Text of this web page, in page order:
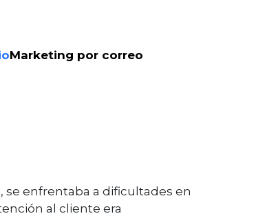
Marketing por correo
se enfrentaba a dificultades en
al cliente era